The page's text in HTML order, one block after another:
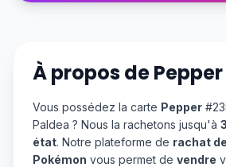
À propos dePepper
Vous possédez la carte Pepper
Paldea ? Nous la rachetons jusqu'à
état. Notre plateforme de rachat
Pokémon vous permet de vendre